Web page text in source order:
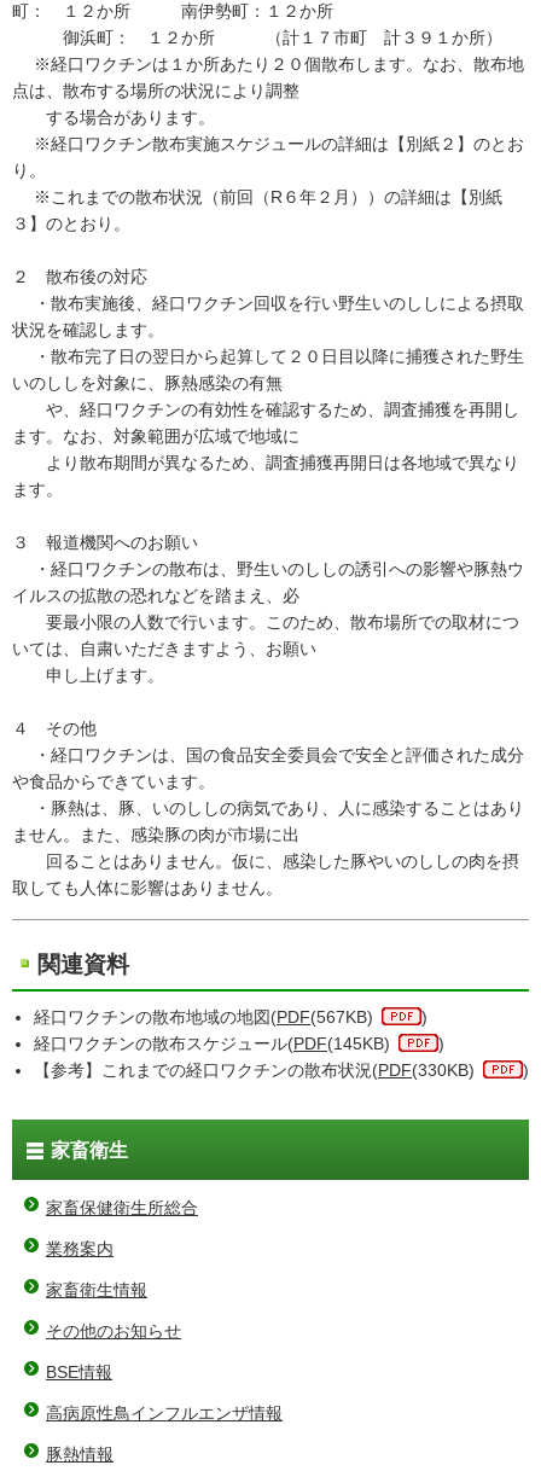
町： １２か所 南伊勢町：１２か所
御浜町： １２か所 （計１７市町 計３９１か所）
※経口ワクチンは１か所あたり２０個散布します。なお、散布地
点は、散布する場所の状況により調整
する場合があります。
※経口ワクチン散布実施スケジュールの詳細は【別紙２】のとお
り。
※これまでの散布状況（前回（R６年２月））の詳細は【別紙
３】のとおり。
２ 散布後の対応
・散布実施後、経口ワクチン回収を行い野生いのししによる摂取
状況を確認します。
・散布完了日の翌日から起算して２０日目以降に捕獲された野生
いのししを対象に、豚熱感染の有無
や、経口ワクチンの有効性を確認するため、調査捕獲を再開し
ます。なお、対象範囲が広域で地域に
より散布期間が異なるため、調査捕獲再開日は各地域で異なり
ます。
３ 報道機関へのお願い
・経口ワクチンの散布は、野生いのししの誘引への影響や豚熱ウ
イルスの拡散の恐れなどを踏まえ、必
要最小限の人数で行います。このため、散布場所での取材につ
いては、自粛いただきますよう、お願い
申し上げます。
４ その他
・経口ワクチンは、国の食品安全委員会で安全と評価された成分
や食品からできています。
・豚熱は、豚、いのししの病気であり、人に感染することはあり
ません。また、感染豚の肉が市場に出
回ることはありません。仮に、感染した豚やいのししの肉を摂
取しても人体に影響はありません。
関連資料
経口ワクチンの散布地域の地図(PDF(567KB)
)
経口ワクチンの散布スケジュール(PDF(145KB)
)
【参考】これまでの経口ワクチンの散布状況(PDF(330KB) )
家畜衛生
家畜保健衛生所総合
業務案内
家畜衛生情報
その他のお知らせ
BSE情報
高病原性鳥インフルエンザ情報
豚熱情報